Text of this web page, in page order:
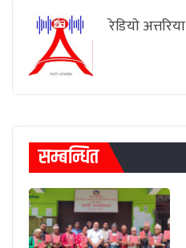
रेडियाे अत्तरिया
सम्बन्धित